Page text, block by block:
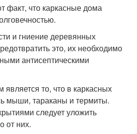
факт, что каркасные дома
и гниение деревянных
это, их необходимо
антисептическими
то, что в каркасных
мыши, тараканы и термиты.
следует уложить
от них.